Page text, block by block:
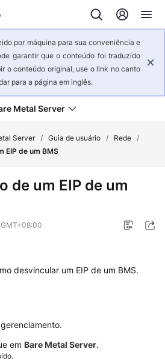
por máquina para sua conveniência e
garantir que o conteúdo foi traduzido
o conteúdo original, use o link no canto
para a página em inglês.
Metal Server
Server / Guia de usuário / Rede /
EIP de um BMS
de um EIP de um
desvincular um EIP de um BMS.
em Bare Metal Server.